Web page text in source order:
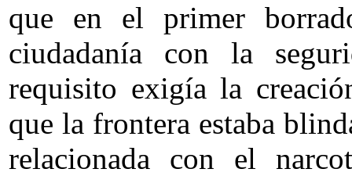
que en el primer
ciudadanía con la
requisito exigía la
que la frontera estaba
relacionada con el